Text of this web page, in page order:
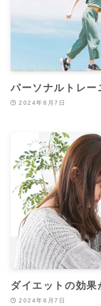
パーソナルトレ
2024年6月7日
ダイエットの効果
2024年6月7日